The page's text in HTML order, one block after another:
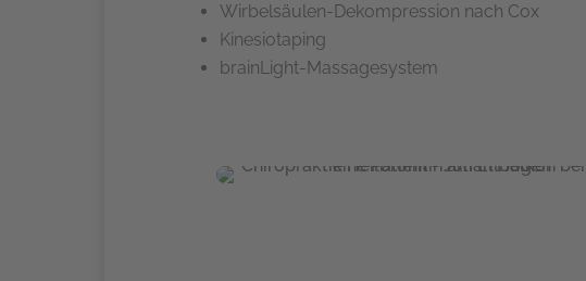
Wirbelsäulen-Dekompression nach Cox
Kinesiotaping
brainLight-Massagesystem